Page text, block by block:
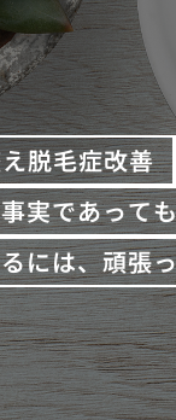
脱毛症改善
実であって
には、頑張